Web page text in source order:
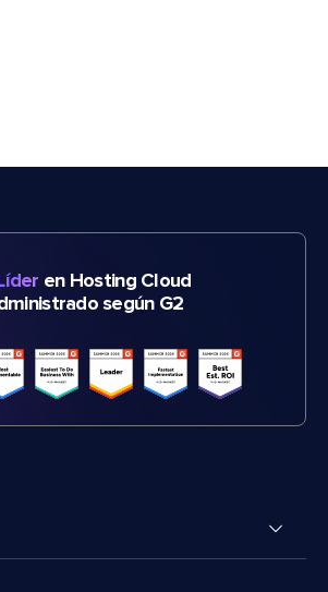
Líder en Hosting Cloud
según G2